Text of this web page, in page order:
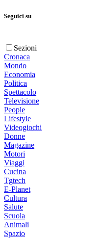
Seguici su
Sezioni
Cronaca
Mondo
Economia
Politica
Spettacolo
Televisione
People
Lifestyle
Videogiochi
Donne
Magazine
Motori
Viaggi
Cucina
Tgtech
E-Planet
Cultura
Salute
Scuola
Animali
Spazio